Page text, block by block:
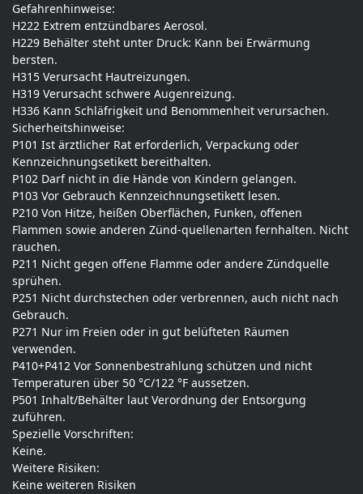
Gefahrenhinweise:
H222 Extrem entzündbares Aerosol.
H229 Behälter steht unter Druck: Kann bei Erwärmung
bersten.
H315 Verursacht Hautreizungen.
H319 Verursacht schwere Augenreizung.
H336 Kann Schläfrigkeit und Benommenheit verursachen.
Sicherheitshinweise:
P101 Ist ärztlicher Rat erforderlich, Verpackung oder
Kennzeichnungsetikett bereithalten.
P102 Darf nicht in die Hände von Kindern gelangen.
P103 Vor Gebrauch Kennzeichnungsetikett lesen.
P210 Von Hitze, heißen Oberflächen, Funken, offenen
Flammen sowie anderen Zünd-quellenarten fernhalten. Nicht
rauchen.
P211 Nicht gegen offene Flamme oder andere Zündquelle
sprühen.
P251 Nicht durchstechen oder verbrennen, auch nicht nach
Gebrauch.
P271 Nur im Freien oder in gut belüfteten Räumen
verwenden.
P410+P412 Vor Sonnenbestrahlung schützen und nicht
Temperaturen über 50 °C/122 °F aussetzen.
P501 Inhalt/Behälter laut Verordnung der Entsorgung
zuführen.
Spezielle Vorschriften:
Keine.
Weitere Risiken:
Keine weiteren Risiken